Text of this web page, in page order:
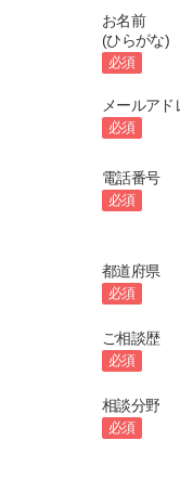
お名前
(ひらがな)
必須
メールアド
必須
電話番号
必須
都道府県
必須
ご相談歴
必須
相談分野
必須